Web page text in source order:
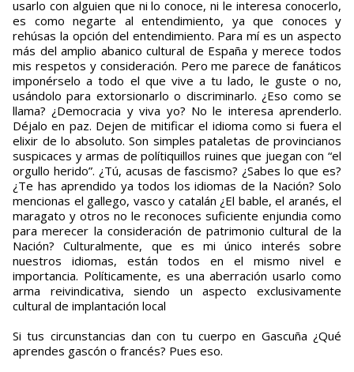
usarlo con alguien que ni lo conoce, ni le interesa conocerlo,
es como negarte al entendimiento, ya que conoces y
rehúsas la opción del entendimiento. Para mí es un aspecto
más del amplio abanico cultural de España y merece todos
mis respetos y consideración. Pero me parece de fanáticos
imponérselo a todo el que vive a tu lado, le guste o no,
usándolo para extorsionarlo o discriminarlo. ¿Eso como se
llama? ¿Democracia y viva yo? No le interesa aprenderlo.
Déjalo en paz. Dejen de mitificar el idioma como si fuera el
elixir de lo absoluto. Son simples pataletas de provincianos
suspicaces y armas de polítiquillos ruines que juegan con “el
orgullo herido”. ¿Tú, acusas de fascismo? ¿Sabes lo que es?
¿Te has aprendido ya todos los idiomas de la Nación? Solo
mencionas el gallego, vasco y catalán ¿El bable, el aranés, el
maragato y otros no le reconoces suficiente enjundia como
para merecer la consideración de patrimonio cultural de la
Nación? Culturalmente, que es mi único interés sobre
nuestros idiomas, están todos en el mismo nivel e
importancia. Políticamente, es una aberración usarlo como
arma reivindicativa, siendo un aspecto exclusivamente
cultural de implantación local
Si tus circunstancias dan con tu cuerpo en Gascuña ¿Qué
aprendes gascón o francés? Pues eso.